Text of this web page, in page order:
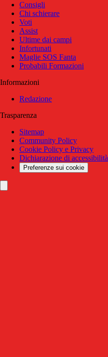
Consigli
Chi schierare
Voti
Assist
Ultime dai campi
Infortunati
Maglie SOS Fanta
Probabili Formazioni
Informazioni
Redazione
Trasparenza
Sitemap
Community Policy
Cookie Policy e Privacy
Dichiarazione di accessibilità
Preferenze sui cookie